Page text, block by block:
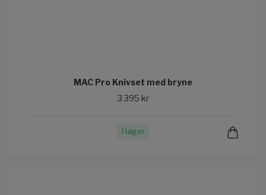
MAC Pro Knivset med bryne
3 395 kr
I lager